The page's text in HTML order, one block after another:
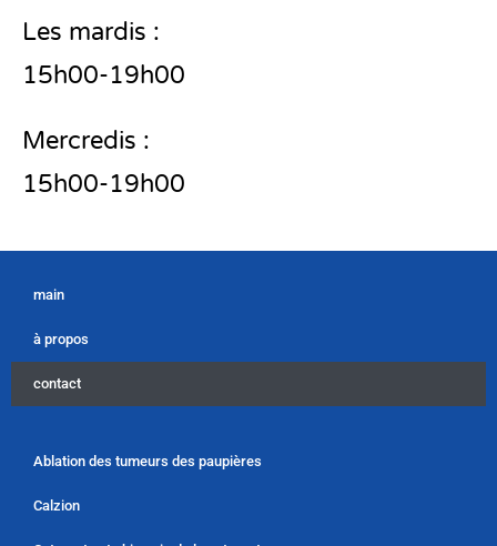
Les mardis :
15h00-19h00
Mercredis :
15h00-19h00
main
à propos
contact
Ablation des tumeurs des paupières
Calzion